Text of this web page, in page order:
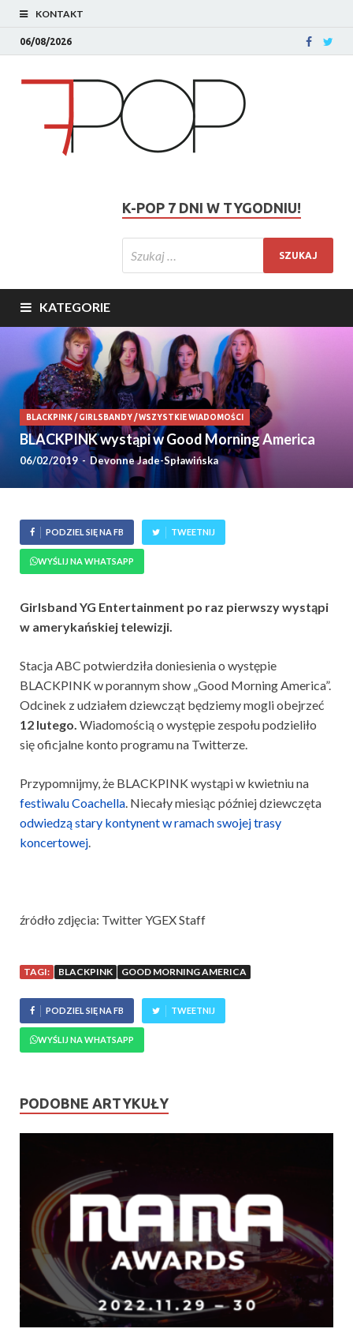
KONTAKT
06/08/2026
K-POP 7 DNI W TYGODNIU!
KATEGORIE
BLACKPINK/GIRLSBANDY/WSZYSTKIE WIADOMOŚCI
BLACKPINK wystąpi w Good Morning America
06/02/2019- Devonne Jade-Spławińska
PODZIEL SIĘ NA FB TWEETNIJ
WYŚLIJ NA WHATSAPP
Girlsband YG Entertainment po raz pierwszy wystąpi
w amerykańskiej telewizji.
Stacja ABC potwierdziła doniesienia o występie
BLACKPINK w porannym show „Good Morning America”.
Odcinek z udziałem dziewcząt będziemy mogli obejrzeć
12 lutego. Wiadomością o występie zespołu podzieliło
się oficjalne konto programu na Twitterze.
Przypomnijmy, że BLACKPINK wystąpi w kwietniu na
festiwalu Coachella. Niecały miesiąc później dziewczęta
odwiedzą stary kontynent w ramach swojej trasy
koncertowej.
źródło zdjęcia: Twitter YGEX Staff
TAGI: BLACKPINK GOOD MORNING AMERICA
PODZIEL SIĘ NA FB TWEETNIJ
WYŚLIJ NA WHATSAPP
PODOBNE ARTYKUŁY